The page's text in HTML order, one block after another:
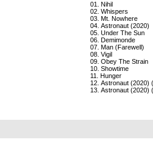
01. Nihil
02. Whispers
03. Mt. Nowhere
04. Astronaut (2020)
05. Under The Sun
06. Demimonde
07. Man (Farewell)
08. Vigil
09. Obey The Strain
10. Showtime
11. Hunger
12. Astronaut (2020)
13. Astronaut (2020)